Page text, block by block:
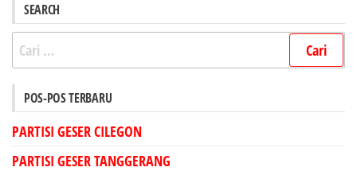
SEARCH
Cari
untuk:
POS-POS TERBARU
PARTISI GESER CILEGON
PARTISI GESER TANGGERANG